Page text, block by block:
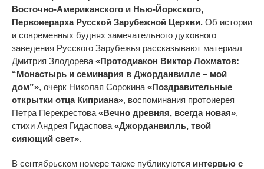
Восточно-Американского и Нью-Йоркского,
Первоиерарха Русской Зарубежной Церкви. Об истории
и современных буднях замечательного духовного
заведения Русского Зарубежья рассказывают материал
Дмитрия Злодорева «Протодиакон Виктор Лохматов:
“Монастырь и семинария в Джорданвилле – мой
дом”», очерк Николая Сорокина «Поздравительные
открытки отца Киприана», воспоминания протоиерея
Петра Перекрестова «Вечно древняя, всегда новая»,
стихи Андрея Гидаспова «Джорданвилль, твой
сияющий свет».
В сентябрьском номере также публикуются интервью с